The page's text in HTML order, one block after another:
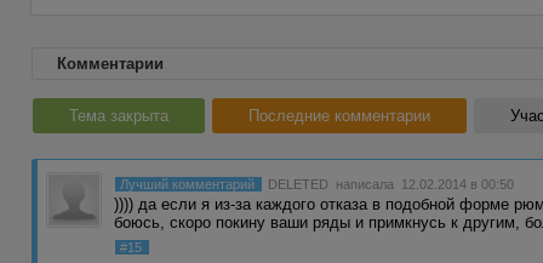
Комментарии
Тема закрыта Последние комментарии
Лучший комментарий DELETED написала 12.02.2014 в 00:50
)))) да если я из-за каждого отказа в подобной форме
боюсь, скоро покину ваши ряды и примкнусь к другим,
#15